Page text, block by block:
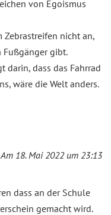
von Egoismus
nicht an,
Fußgänger gibt.
darin, dass das Fahrrad
wäre die Welt anders.
Am 18. Mai 2022 um 23:13
dass an der Schule
gemacht wird.